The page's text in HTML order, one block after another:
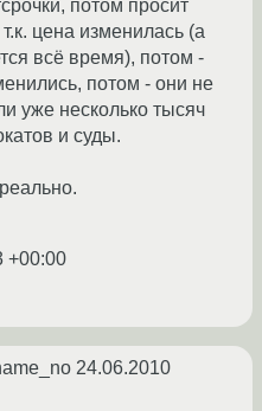
потом просит
цена изменилась (а
всё время), потом -
потом - они не
уже несколько тысяч
и суды.
+00:00
24.06.2010